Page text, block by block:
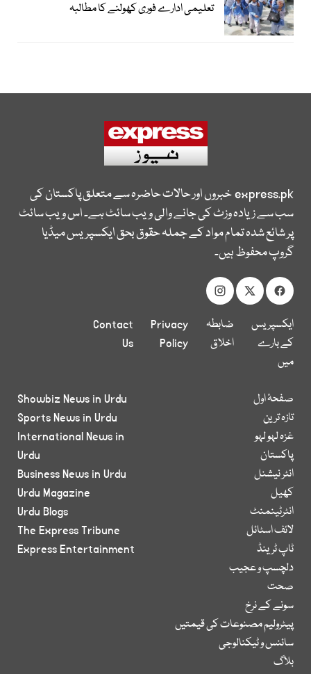
تعلیمی ادارے فوری کھولنے کا مطالبہ
express.pkخبروں اور حالات حاضرہ سے متعلق پاکستان کی
سب سے زیادہ وزٹ کی جانے والی ویب سائٹ ہے۔ اس ویب سائٹ
پر شائع شدہ تمام مواد کے جملہ حقوق بحق ایکسپریس میڈیا
گروپ محفوظ ہیں۔
ایکسپریس
کے بارے
میں
ضابطہ
اخلاق
Privacy
Policy
Contact
Us
صفحۂ اول
تازہ ترین
غزہ لہو لہو
پاکستان
انٹر نیشنل
کھیل
انٹرٹینمنٹ
لائف اسٹائل
ٹاپ ٹرینڈ
دلچسپ و عجیب
صحت
سونے کے نرخ
پیٹرولیم مصنوعات کی قیمتیں
سائنس و ٹیکنالوجی
بلاگ
Showbiz News in Urdu
Sports News in Urdu
International News in
Urdu
Business News in Urdu
Urdu Magazine
Urdu Blogs
The Express Tribune
Express Entertainment